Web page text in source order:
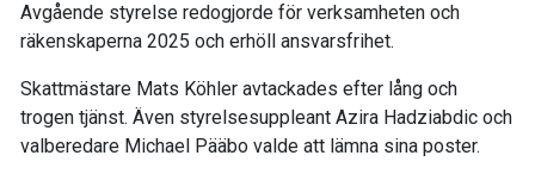
Avgående styrelse redogjorde för verksamheten och
räkenskaperna 2025 och erhöll ansvarsfrihet.
Skattmästare Mats Köhler avtackades efter lång och
trogen tjänst. Även styrelsesuppleant Azira Hadziabdic och
valberedare Michael Pääbo valde att lämna sina poster.